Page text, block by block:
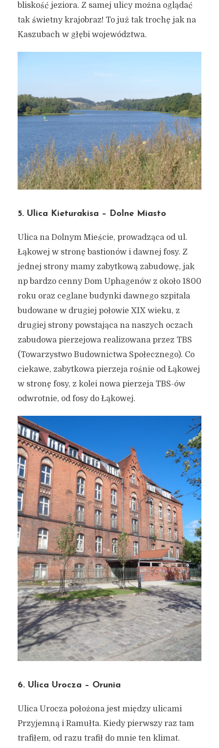
Siedem ulic pokazujących
1 grudnia 2019
4 min czytania
bliskość jeziora. Z samej ulicy można oglądać
tak świetny krajobraz! To już tak trochę jak na
Kaszubach w głębi województwa.
5. Ulica Kieturakisa – Dolne Miasto
Ulica na Dolnym Mieście, prowadząca od ul.
Łąkowej w stronę bastionów i dawnej fosy. Z
jednej strony mamy zabytkową zabudowę, jak
np bardzo cenny Dom Uphagenów z około 1800
roku oraz ceglane budynki dawnego szpitala
budowane w drugiej połowie XIX wieku, z
drugiej strony powstająca na naszych oczach
zabudowa pierzejowa realizowana przez TBS
(Towarzystwo Budownictwa Społecznego). Co
ciekawe, zabytkowa pierzeja rośnie od Łąkowej
w stronę fosy, z kolei nowa pierzeja TBS-ów
odwrotnie, od fosy do Łąkowej.
6. Ulica Urocza – Orunia
Ulica Urocza położona jest między ulicami
Przyjemną i Ramułta. Kiedy pierwszy raz tam
trafiłem, od razu trafił do mnie ten klimat.